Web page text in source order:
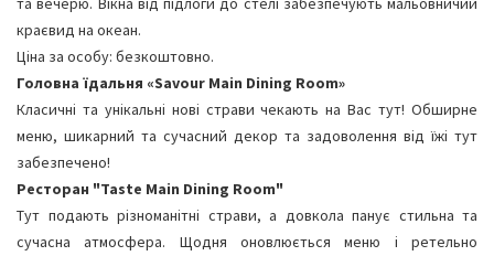
краєвид на океан.
Ціна за особу: безкоштовно.
Головна їдальня «Savour Main Dining Room»
Класичні та унікальні нові страви чекають на Вас тут! Обширне
меню, шикарний та сучасний декор та задоволення від їжі тут
забезпечено!
Ресторан "Taste Main Dining Room"
Тут подають різноманітні страви, а довкола панує стильна та
сучасна атмосфера. Щодня оновлюється меню і ретельно